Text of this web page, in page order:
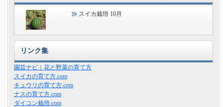
スイカ栽培 10月
リンク集
園芸ナビ｜花と野菜の育て方
スイカの育て方.com
キュウリの育て方.com
ナスの育て方.com
ダイコン栽培.com